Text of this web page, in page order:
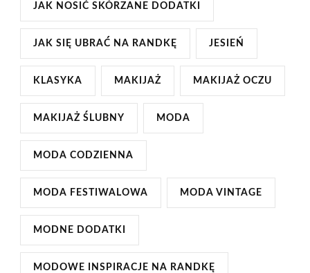
JAK NOSIĆ SKÓRZANE DODATKI
JAK SIĘ UBRAĆ NA RANDKĘ JESIEŃ
KLASYKA MAKIJAŻ MAKIJAŻ OCZU
MAKIJAŻ ŚLUBNY MODA
MODA CODZIENNA
MODA FESTIWALOWA MODA VINTAGE
MODNE DODATKI
MODOWE INSPIRACJE NA RANDKĘ